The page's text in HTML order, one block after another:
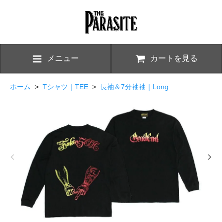
メニュー カートを見る
ホーム > Tシャツ｜TEE > 長袖＆7分袖袖｜Long